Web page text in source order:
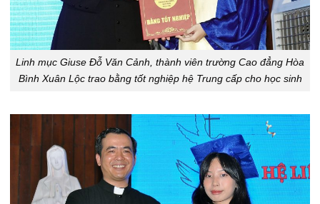
Linh mục Giuse Đỗ Văn Cảnh, thành viên trường Cao đẳng Hòa
Bình Xuân Lộc trao bằng tốt nghiệp hệ Trung cấp cho học sinh